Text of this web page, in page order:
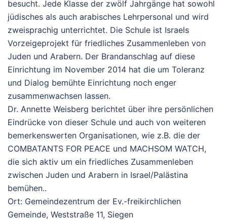
besucht. Jede Klasse der zwölf Jahrgänge hat sowohl
jüdisches als auch arabisches Lehrpersonal und wird
zweisprachig unterrichtet. Die Schule ist Israels
Vorzeigeprojekt für friedliches Zusammenleben von
Juden und Arabern. Der Brandanschlag auf diese
Einrichtung im November 2014 hat die um Toleranz
und Dialog bemühte Einrichtung noch enger
zusammenwachsen lassen.
Dr. Annette Weisberg berichtet über ihre persönlichen
Eindrücke von dieser Schule und auch von weiteren
bemerkenswerten Organisationen, wie z.B. die der
COMBATANTS FOR PEACE und MACHSOM WATCH,
die sich aktiv um ein friedliches Zusammenleben
zwischen Juden und Arabern in Israel/Palästina
bemühen..
Ort: Gemeindezentrum der Ev.-freikirchlichen
Gemeinde, Weststraße 11, Siegen